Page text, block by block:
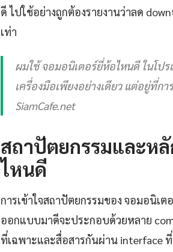
ดี ไปใช้อย่างถูกต้องรายงานว่าลด
เท่า
ผมใช้ จอมอนิเตอร์ยี่ห้อไหนดี ในโปร
เครื่องมือเพียงอย่างเดียว แต่อยู่ที่ก
SiamCafe.net
สถาปัตยกรรมและห
ไหนดี
การเข้าใจสถาปัตยกรรมของ จอมอนิเ
ออกแบบมาดีจะประกอบด้วยหลาย
ที่เฉพาะและสื่อสารกันผ่าน interface